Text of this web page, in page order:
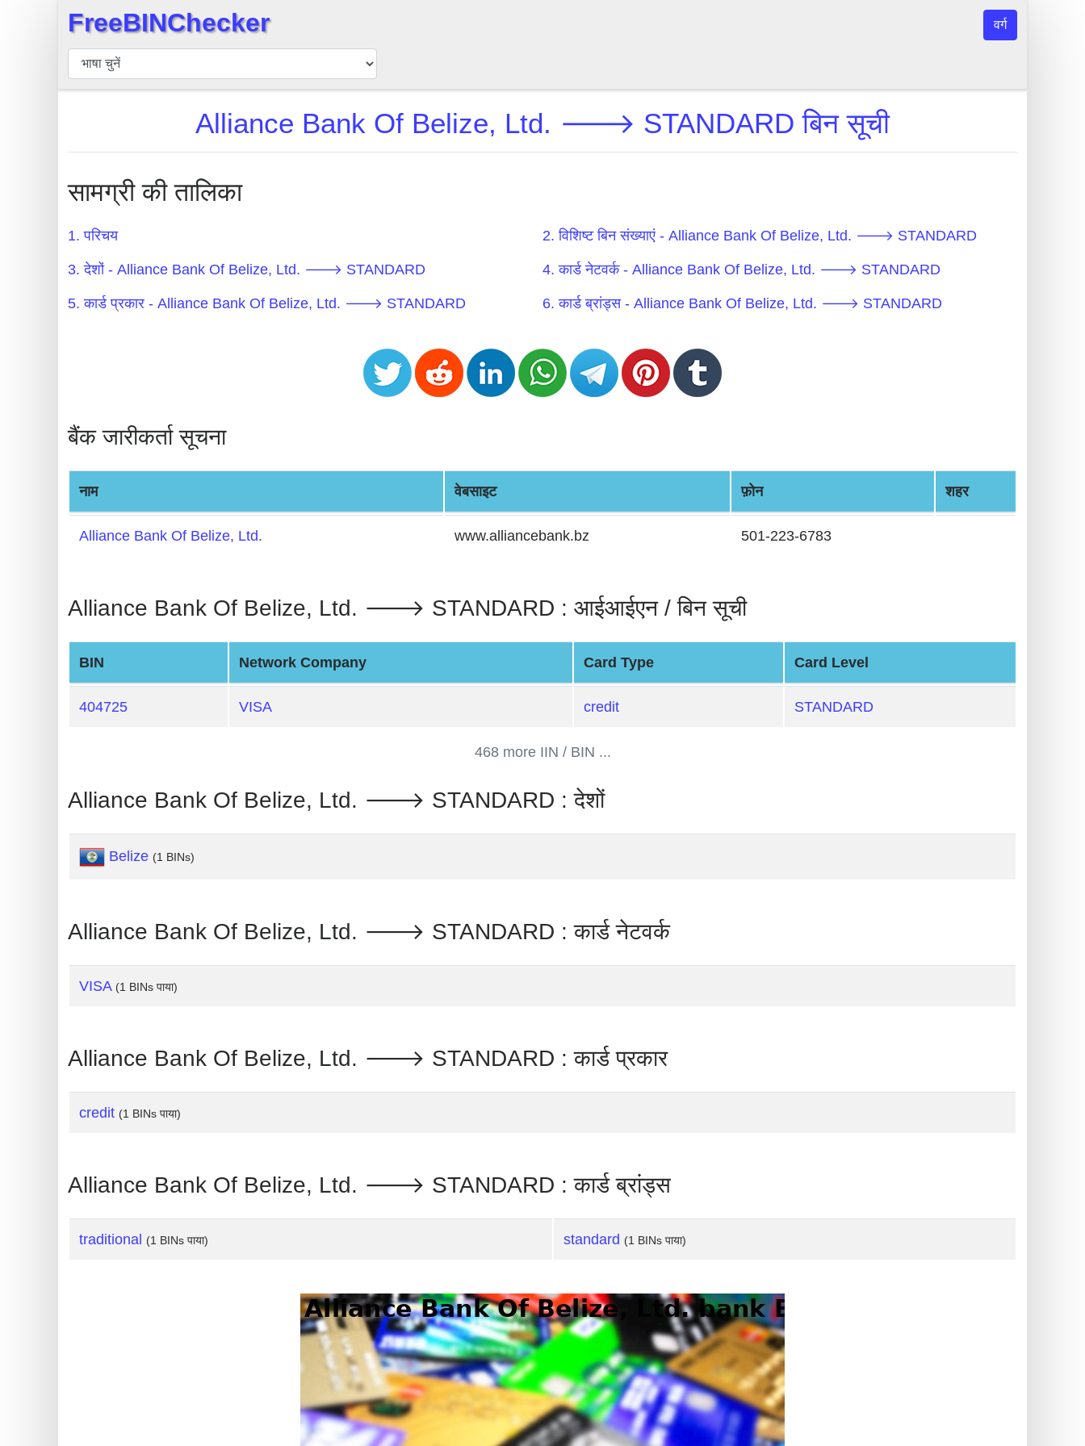
बिन
चेकर
बिन
बिन
एपीआई
BIN
Generator
BIN
Generator
from
Banks
Credit
Card
Card
Random
Credit
Card
Card
BIN
Credit
Service
What
IP
Address
?
IP
BIN
FreeBINChecker वर्ग
Alliance Bank Of Belize, Ltd. 🡒 STANDARD बिन सूची
सामग्री की तालिका
1. परिचय 2. विशिष्ट बिन संख्याएं - Alliance Bank Of Belize, Ltd. 🡒 STANDARD
3. देशों - Alliance Bank Of Belize, Ltd. 🡒 STANDARD 4. कार्ड नेटवर्क - Alliance Bank Of Belize, Ltd. 🡒 STANDARD
5. कार्ड प्रकार - Alliance Bank Of Belize, Ltd. 🡒 STANDARD 6. कार्ड ब्रांड्स - Alliance Bank Of Belize, Ltd. 🡒 STANDARD
बैंक जारीकर्ता सूचना
नाम वेबसाइट फ़ोन शहर
Alliance Bank Of Belize, Ltd. www.alliancebank.bz 501-223-6783
Alliance Bank Of Belize, Ltd. 🡒 STANDARD : आईआईएन / बिन सूची
BIN Network Company Card Type Card Level
404725 VISA credit STANDARD
468 more IIN / BIN ...
Alliance Bank Of Belize, Ltd. 🡒 STANDARD : देशों
Belize (1 BINs)
Alliance Bank Of Belize, Ltd. 🡒 STANDARD : कार्ड नेटवर्क
VISA (1 BINs पाया)
Alliance Bank Of Belize, Ltd. 🡒 STANDARD : कार्ड प्रकार
credit (1 BINs पाया)
Alliance Bank Of Belize, Ltd. 🡒 STANDARD : कार्ड ब्रांड्स
traditional (1 BINs पाया) standard (1 BINs पाया)